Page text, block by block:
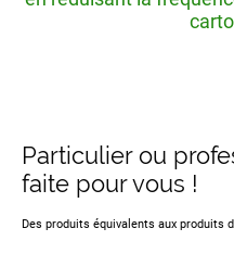
Particulier ou
faite pour vous !
Des produits équivalents aux produits